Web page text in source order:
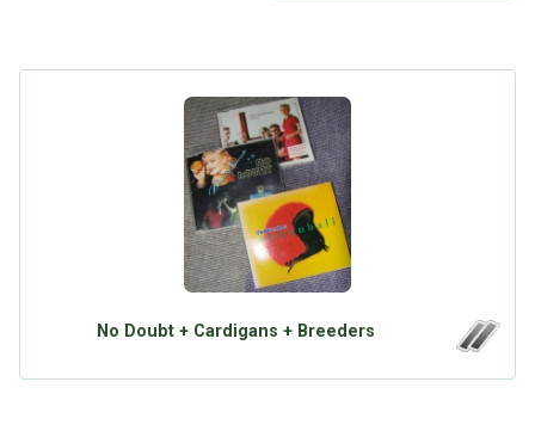
No Doubt + Cardigans + Breeders